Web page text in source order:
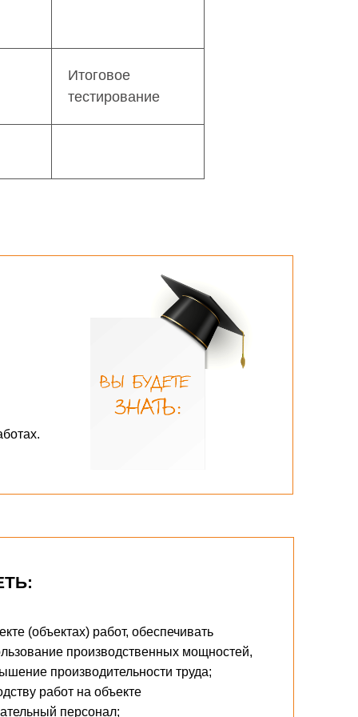
Итоговое
тестирование
(объектах) работ, обеспечивать
производственных мощностей,
производительности труда;
работ на объекте
персонал;